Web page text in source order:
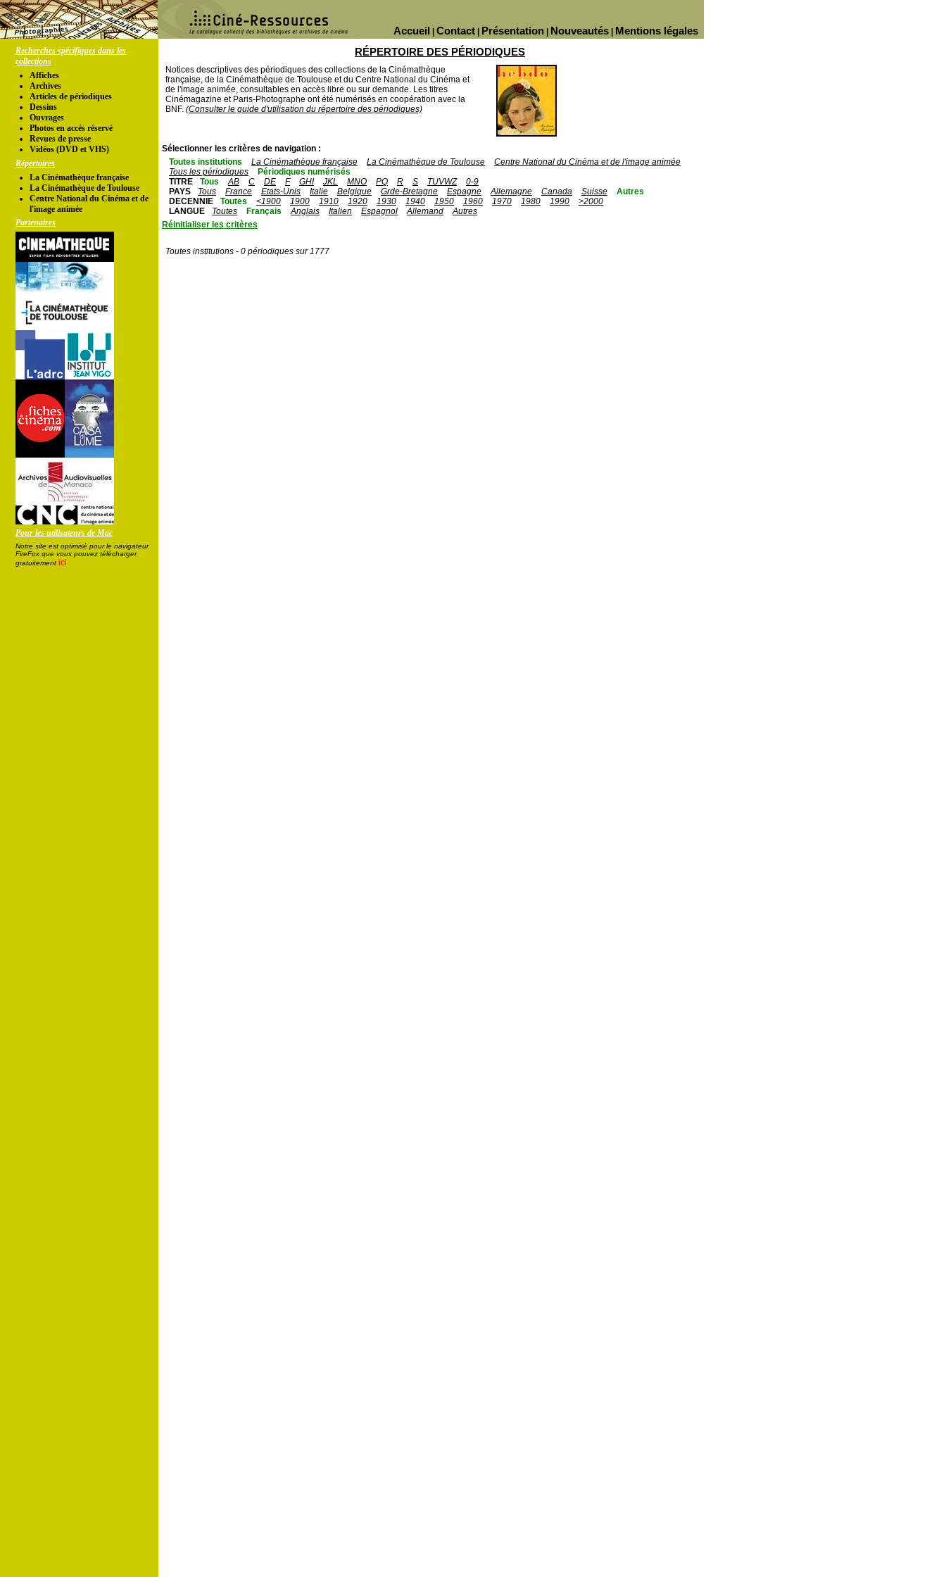
Mentions légales
Nouveautés
Présentation
Contact
Accueil
Recherches spécifiques dans les
collections
Affiches
Archives
Articles de périodiques
Dessins
Ouvrages
Photos en accés réservé
Revues de presse
Vidéos (DVD et VHS)
Répertoires
La Cinémathèque française
La Cinémathèque de Toulouse
Centre National du Cinéma et de
l'image animée
Partenaires
Pour les utilisateurs de Mac
Notre site est optimisé pour le navigateur
FireFox que vous pouvez télécharger
gratuitement ici
RÉPERTOIRE DES PÉRIODIQUES
Notices descriptives des périodiques des collections de la Cinémathèque
française, de la Cinémathèque de Toulouse et du Centre National du Cinéma et
de l'image animée, consultables en accès libre ou sur demande. Les titres
Cinémagazine et Paris-Photographe ont été numérisés en coopération avec la
BNF. (Consulter le guide d'utilisation du répertoire des périodiques)
Sélectionner les critères de navigation :
Toutes institutions
La Cinémathèque française La Cinémathèque de Toulouse
Centre National du Cinéma et de l'image animée
Tous les périodiques
Périodiques numérisés
TITRE
Tous AB C DE F GHI JKL MNO PQ R S TUVWZ
0-9
PAYS
Tous France Etats-Unis Italie Belgique Grde-Bretagne Espagne Allemagne Canada Suisse
Autres
DECENNIE
Toutes <1900 1900 1910 1920 1930 1940 1950 1960 1970 1980 1990
>2000
LANGUE
Toutes Français Anglais Italien Espagnol Allemand
Autres
Réinitialiser les critères
Toutes institutions - 0 périodiques sur 1777